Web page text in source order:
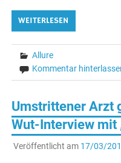
WEITERLESEN
Allure
Kommentar
Umstrittener Arzt
Wut-Interview mit
Veröffentlicht am 17/03/